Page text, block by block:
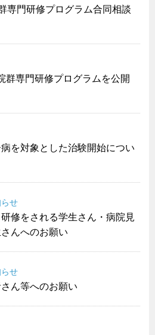
専門研修プログラム合同相談
群専門研修プログラムを公開
を対象とした治験開始につい
せ
修をされる学生さん・病院見
んへのお願い
せ
ん等へのお願い